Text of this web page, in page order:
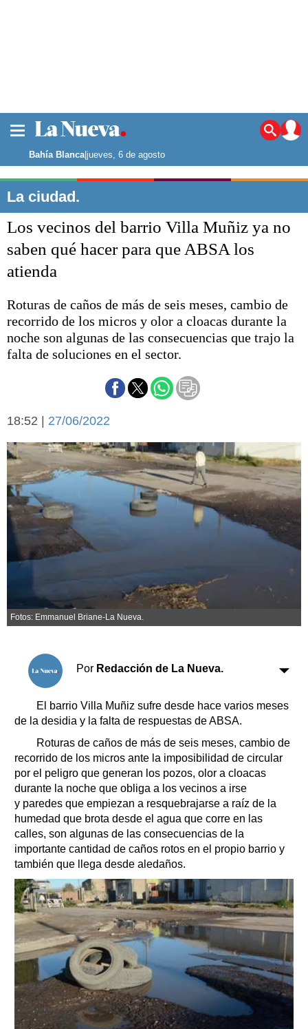
Noticias
La ciudad
Punta Alta
El mundo
Opinión
Liga del Sur
Básquetbol
Fútbol
Federal A
Cines
Economía y campo
Espacio empresas
Sociedad y tiempo
libre
Sociedad
Tecnología
Turismo
Salud
El tiempo
Fúnebres
Clasificados
Suplementos
Servicios
Transportes
Loterías
Datos Útiles
Fúnebres
Edictos
Teléfonos de urgencia
Bahía Blanca|jueves, 6 de agosto
La ciudad.
Los vecinos del barrio Villa Muñiz ya no
saben qué hacer para que ABSA los
atienda
Roturas de caños de más de seis meses, cambio de
recorrido de los micros y olor a cloacas durante la
noche son algunas de las consecuencias que trajo la
falta de soluciones en el sector.
18:52 | 27/06/2022
Fotos: Emmanuel Briane-La Nueva.
Por Redacción de La Nueva.
El barrio Villa Muñiz sufre desde hace varios meses
de la desidia y la falta de respuestas de ABSA.
Roturas de caños de más de seis meses, cambio de
recorrido de los micros ante la imposibilidad de circular
por el peligro que generan los pozos, olor a cloacas
durante la noche que obliga a los vecinos a irse
y paredes que empiezan a resquebrajarse a raíz de la
humedad que brota desde el agua que corre en las
calles, son algunas de las consecuencias de la
importante cantidad de caños rotos en el propio barrio y
también que llega desde aledaños.